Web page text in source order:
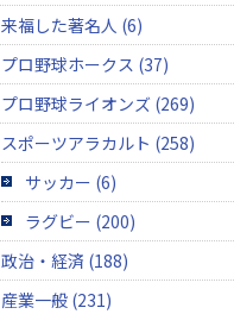
来福した著名人 (6)
プロ野球ホークス (37)
プロ野球ライオンズ (269)
スポーツアラカルト (258)
サッカー (6)
ラグビー (200)
政治・経済 (188)
産業一般 (231)